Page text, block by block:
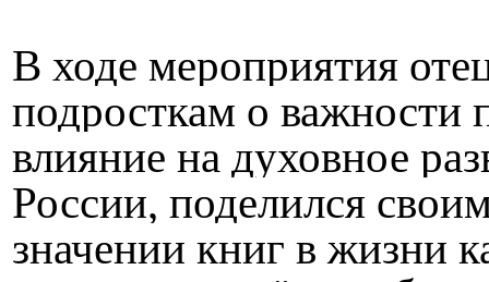
В ходе мероприятия
подросткам о важности
влияние на духовное
России, поделился
значении книг в жизни